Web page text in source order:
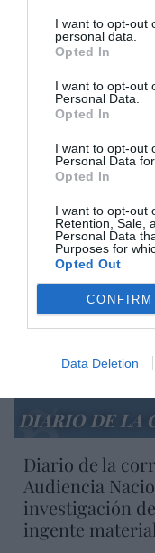
I want to opt-out
personal data.
Opted In
I want to opt-out
Personal Data.
Opted In
I want to opt-out
Personal Data
Opted In
I want to opt-out
Retention, Sale,
Personal Data
Purposes for
Opted Out
CONFIRM
Data Deletion
elevar
Cristina
OPINIÓN
España.
Hispanidad
Marcelo Gullo:
historia, de
desmontar la
cristiano"
DIARIO DE LA
Diario de la
Audiencia
investigación
ingente